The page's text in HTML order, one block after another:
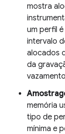
mostra
um perfil
intervalo
alocados
da
memória
tipo de
mínima e